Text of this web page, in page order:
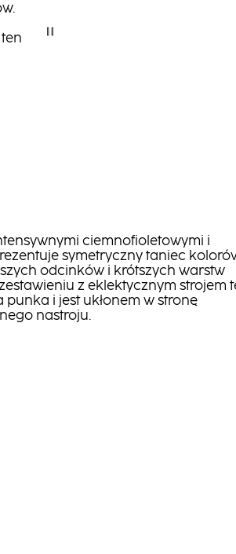
ciemnofioletowymi i
symetryczny taniec
odcinków i krótszych warstw
z eklektycznym strojem
i jest ukłonem w stronę
nastroju.